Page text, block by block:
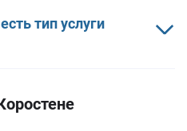
тип услуги